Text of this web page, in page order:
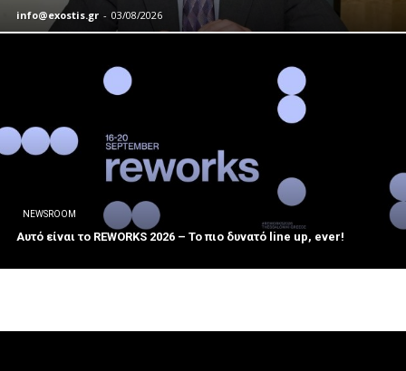
info@exostis.gr - 03/08/2026
NEWSROOM
Αυτό είναι το REWORKS 2026 – Το πιο δυνατό line up, ever!